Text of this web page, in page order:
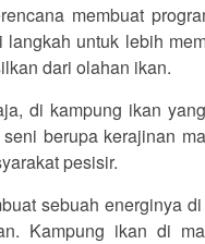
membuat
untuk lebih
dari olahan ikan.
di kampung ikan
berupa kerajinan
pesisir.
sebuah energinya
Kampung ikan di